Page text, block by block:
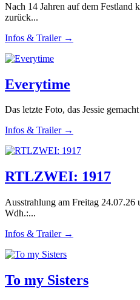
Nach 14 Jahren auf dem Festland
zurück...
Infos & Trailer →
Everytime
Das letzte Foto, das Jessie
Infos & Trailer →
RTLZWEI: 1917
Ausstrahlung am Freitag
Wdh.:...
Infos & Trailer →
To my Sisters